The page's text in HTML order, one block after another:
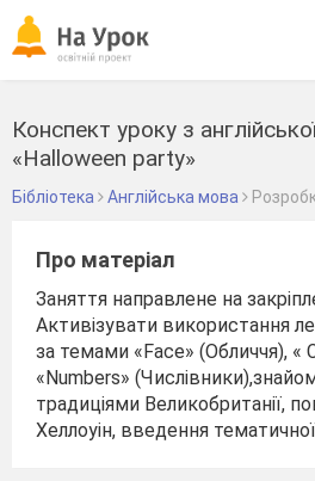
Конспект уроку з
«Halloween party»
Бібліотека Англійська мова
Про матеріал
Заняття направлене на
Активізувати використання
за темами «Face» (Обличчя), «
«Numbers»
традиціями Великобританії,
Хеллоуін, введення